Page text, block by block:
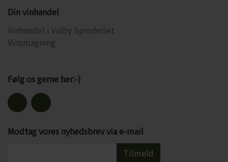
Din vinhandel
Vinhandel i Valby Spinderiet
Vinsmagning
Følg os gerne her:-)
Modtag vores nyhedsbrev via e-mail
Tilmeld